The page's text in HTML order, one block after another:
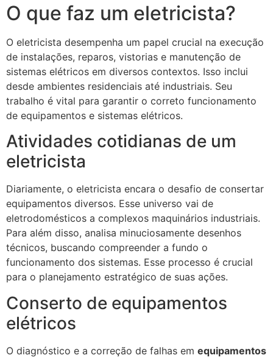
O que faz um eletricista?
O eletricista desempenha um papel crucial na execução
de instalações, reparos, vistorias e manutenção de
sistemas elétricos em diversos contextos. Isso inclui
desde ambientes residenciais até industriais. Seu
trabalho é vital para garantir o correto funcionamento
de equipamentos e sistemas elétricos.
Atividades cotidianas de um
eletricista
Diariamente, o eletricista encara o desafio de consertar
equipamentos diversos. Esse universo vai de
eletrodomésticos a complexos maquinários industriais.
Para além disso, analisa minuciosamente desenhos
técnicos, buscando compreender a fundo o
funcionamento dos sistemas. Esse processo é crucial
para o planejamento estratégico de suas ações.
Conserto de equipamentos
elétricos
O diagnóstico e a correção de falhas em equipamentos